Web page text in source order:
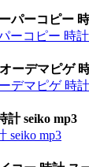
パーコピー
ーコピー 時
ーデマピゲ
デマピゲ 時
計 seiko mp3
seiko mp3